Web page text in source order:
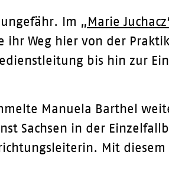
Im „Marie
Weg hier von der
bis hin zur
Manuela Barthel
Sachsen in der
Mit